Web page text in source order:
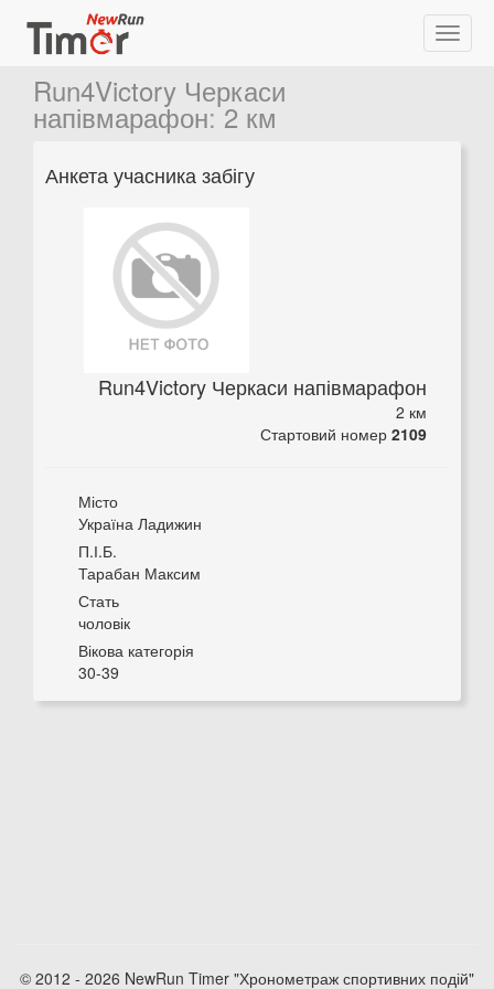
Run4Victory Черкаси
напівмарафон:2 км
Анкета учасника забігу
Run4Victory Черкаси напівмарафон
2 км
Стартовий номер 2109
Місто
Україна Ладижин
П.І.Б.
Тарабан Максим
Стать
чоловік
Вікова категорія
30-39
© 2012 - 2026 NewRun Timer "Хронометраж спортивних подій"